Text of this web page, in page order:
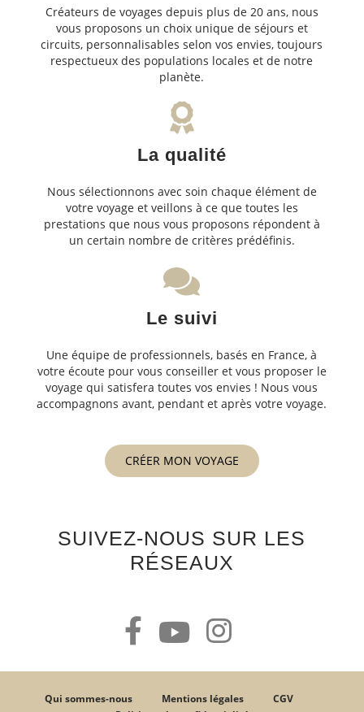
Créateurs de voyages depuis plus de 20 ans, nous
vous proposons un choix unique de séjours et
circuits, personnalisables selon vos envies, toujours
respectueux des populations locales et de notre
planète.
La qualité
Nous sélectionnons avec soin chaque élément de
votre voyage et veillons à ce que toutes les
prestations que nous vous proposons répondent à
un certain nombre de critères prédéfinis.
Le suivi
Une équipe de professionnels, basés en France, à
votre écoute pour vous conseiller et vous proposer le
voyage qui satisfera toutes vos envies ! Nous vous
accompagnons avant, pendant et après votre voyage.
CRÉER MON VOYAGE
SUIVEZ-NOUS SUR LES
RÉSEAUX
Qui sommes-nous Mentions légales
CGV